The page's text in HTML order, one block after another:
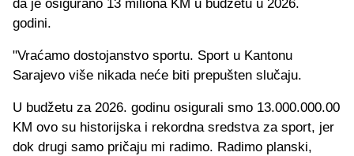
da je osigurano 13 miliona KM u budžetu u 2026.
godini.
"Vraćamo dostojanstvo sportu. Sport u Kantonu
Sarajevo više nikada neće biti prepušten slučaju.
U budžetu za 2026. godinu osigurali smo 13.000.000.00
KM ovo su historijska i rekordna sredstva za sport, jer
dok drugi samo pričaju mi radimo. Radimo planski,